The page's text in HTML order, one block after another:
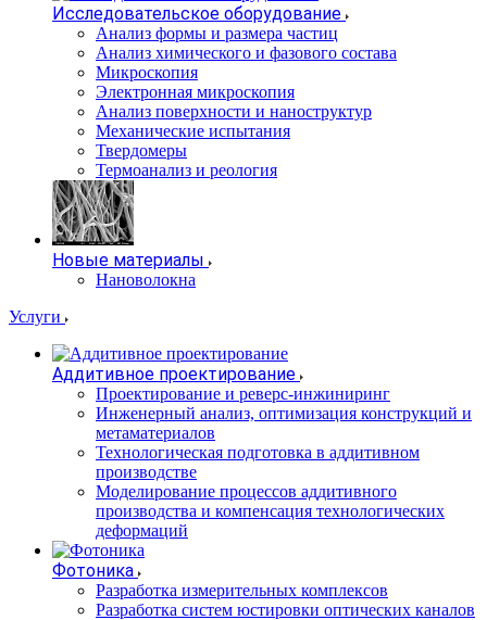
Исследовательское оборудование
Анализ формы и размера частиц
Анализ химического и фазового состава
Микроскопия
Электронная микроскопия
Анализ поверхности и наноструктур
Механические испытания
Твердомеры
Термоанализ и реология
Новые материалы
Нановолокна
Услуги
Аддитивное проектирование
Проектирование и реверс-инжиниринг
Инженерный анализ, оптимизация конструкций и
метаматериалов
Технологическая подготовка в аддитивном
производстве
Моделирование процессов аддитивного
производства и компенсация технологических
деформаций
Фотоника
Разработка измерительных комплексов
Разработка систем юстировки оптических каналов